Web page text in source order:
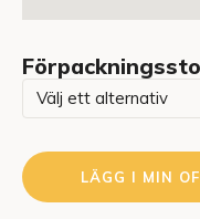
LÄGG I MIN